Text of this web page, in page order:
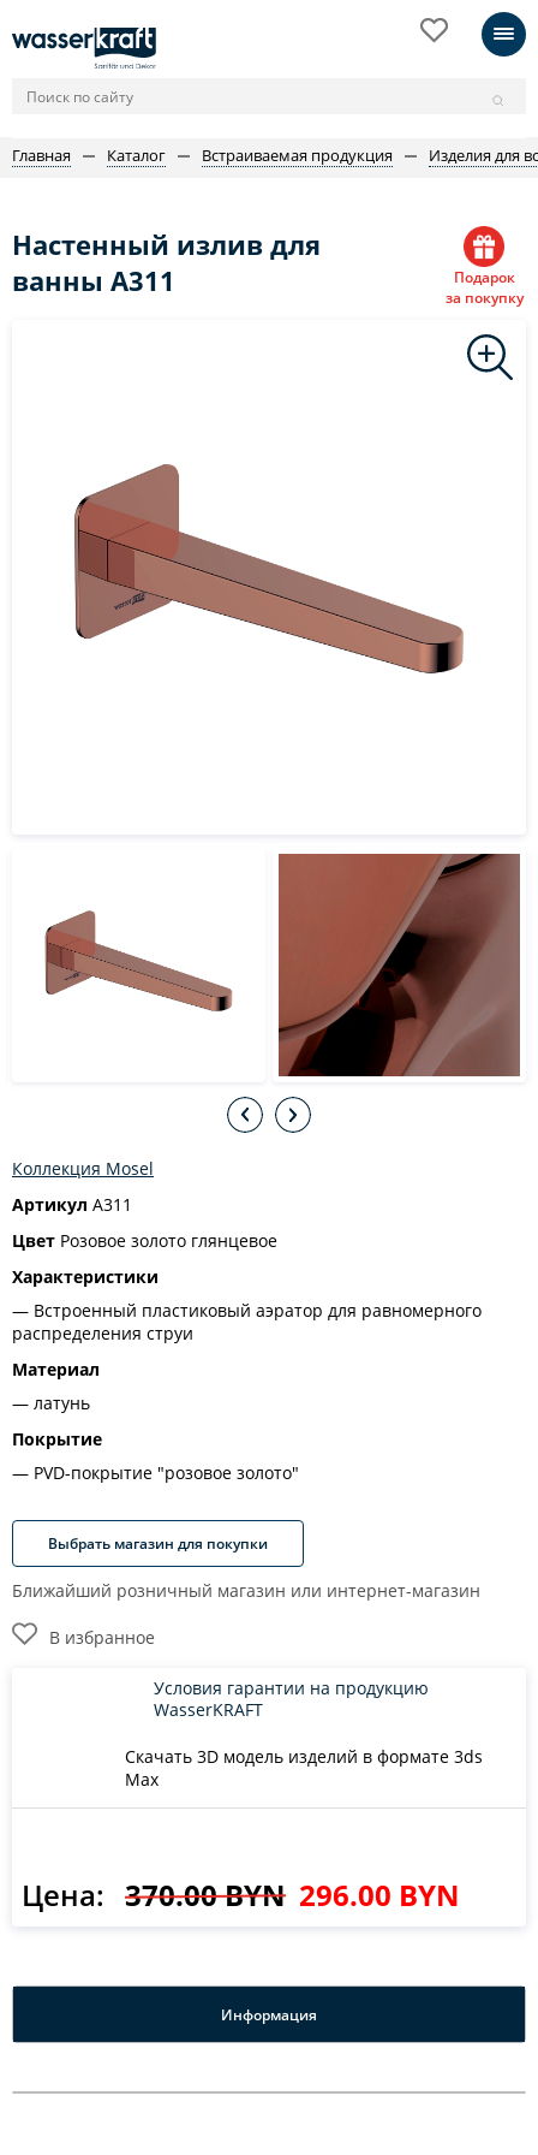
Главная Каталог Встраиваемая продукция Изделия для
Настенный излив для
ванны A311
Подарок
за покупку
Коллекция Mosel
Артикул A311
Цвет Розовое золото глянцевое
Характеристики
Встроенный пластиковый аэратор для равномерного
распределения струи
Материал
латунь
Покрытие
PVD-покрытие "розовое золото"
Выбрать магазин для покупки
Ближайший розничный магазин или интернет-магазин
В избранное
Скачать 3D модель изделий в формате 3ds
Max
Условия гарантии на продукцию
WasserKRAFT
Цена: 370.00 BYN 296.00 BYN
Информация